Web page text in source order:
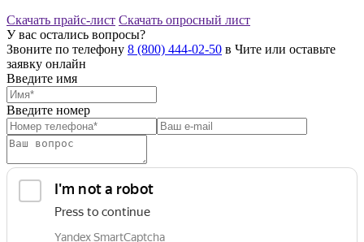
Скачать прайс-лист Скачать опросный лист
У вас остались вопросы?
Звоните по телефону 8 (800) 444-02-50 в Чите или оставьте
заявку онлайн
Введите имя
Введите номер